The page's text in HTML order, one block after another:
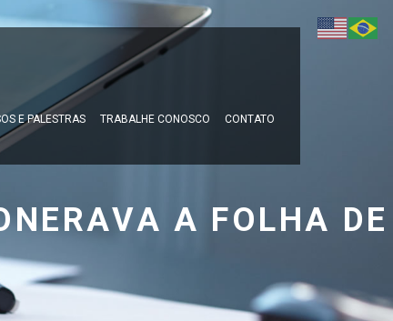
E PALESTRAS TRABALHE CONOSCO CONTATO
A FOLHA DE